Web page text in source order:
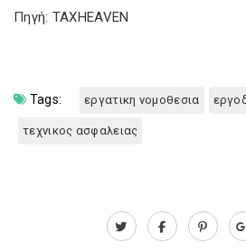
Πηγή: TAXHEAVEN
Tags: εργατικη νομοθεσια
τεχνικος ασφαλειας